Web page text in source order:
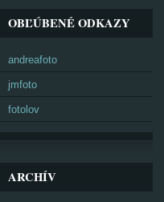
OBĽÚBENÉ ODKAZY
andreafoto
jmfoto
fotolov
ARCHÍV